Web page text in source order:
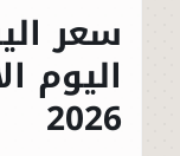
سعر
2026